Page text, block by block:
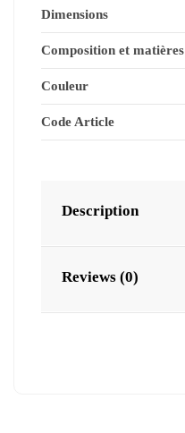
Dimensions
Composition et matières
Couleur
Code Article
Description
Reviews (0)